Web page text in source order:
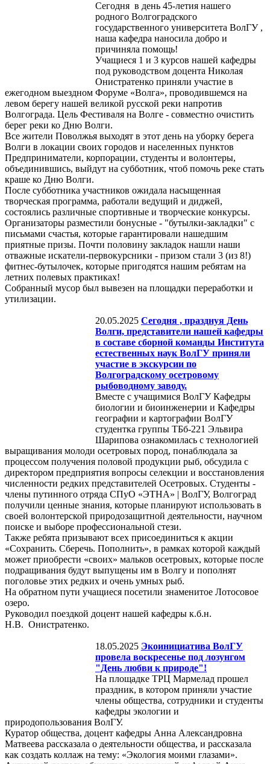
Сегодня в день 45-летия нашего
родного Волгоградского
государственного университета ВолГУ ,
наша кафедра наносила добро и
причиняла помощь!
Учащиеся 1 и 3 курсов нашей кафедры
под руководством доцента Николая
Онистратенко приняли участие в
ежегодном выездном Форуме «Волга», проводившемся на
левом берегу нашей великой русской реки напротив
Волгограда. Цель Фестиваля на Волге - совместно очистить
берег реки ко Дню Волги.
Все жители Поволжья выходят в этот день на уборку берега
Волги в локации своих городов и населенных пунктов
Предприниматели, корпорации, студенты и волонтеры,
объединившись, выйдут на субботник, чтоб помочь реке стать
краше ко Дню Волги.
После субботника участников ожидала насыщенная
творческая программа, работали ведущий и диджей,
состоялись различные спортивные и творческие конкурсы.
Организаторы разместили бонусные - "бутылки-закладки" с
письмами счастья, которые гарантировали нашедшим
приятные призы. Почти половину закладок нашли наши
отважные искатели-первокурсники - призом стали 3 (из 8!)
фитнес-бутылочек, которые пригодятся нашим ребятам на
летних полевых практиках!
Собранный мусор был вывезен на площадки переработки и
утилизации.
20.05.2025 Сегодня , празднуя День
Волги, представители нашей кафедры
в составе сборной команды Института
естественных наук ВолГУ приняли
участие в экскурсии по
Волгоградскому осетровому
рыбоводному заводу.
Вместе с учащимися ВолГУ Кафедры
биологии и биоинженерии и Кафедры
географии и картографии ВолГУ
студентка группы ТБб-221 Эльвира
Шарипова ознакомилась с технологией
выращивания молоди осетровых пород, понаблюдала за
процессом получения половой продукции рыб, обсудила с
директором предприятия вопросы селекции и восстановления
численности редких представителей Осетровых. Студенты -
члены путинного отряда СПуО «ЭТНА» | ВолГУ, Волгоград
получили ценные знания, которые планируют использовать в
своей волонтерской природозащитной деятельности, научном
поиске и выборе профессиональной стези.
Также ребята призывают всех присоединиться к акции
«Сохранить. Сберечь. Пополнить», в рамках которой каждый
может приобрести «своих» мальков осетровых, которые после
подращивания будут выпущены им в Волгу и пополнят
поголовье этих редких и очень умных рыб.
На обратном пути учащиеся посетили знаменитое Лотосовое
озеро.
Руководил поездкой доцент нашей кафедры к.б.н.
Н.В. Онистратенко.
18.05.2025 Экоинициатива ВолГУ
провела воскресенье под лозунгом
"День любви к природе"!
На площадке ТРЦ Мармелад прошел
праздник, в котором приняли участие
члены общества, сотрудники и студенты
кафедры экологии и
природопользования ВолГУ.
Куратор общества, доцент кафедры Анна Александровна
Матвеева рассказала о деятельности общества, и рассказала
как создать коллаж на тему: «Экология моими глазами».